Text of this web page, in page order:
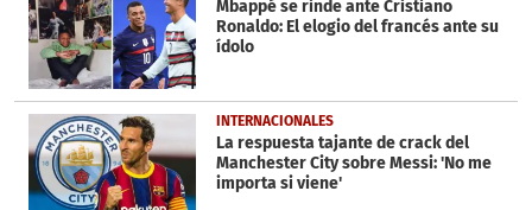
Mbappé se rinde ante Cristiano
Ronaldo: El elogio del francés ante su
ídolo
INTERNACIONALES
La respuesta tajante de crack del
Manchester City sobre Messi: 'No me
importa si viene'